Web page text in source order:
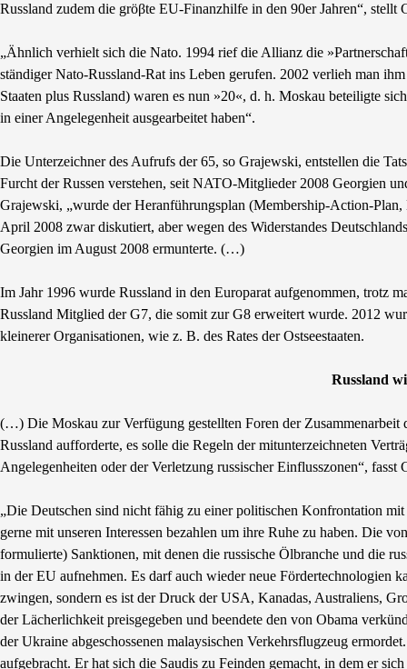
Russland zudem die gröβte EU-Finanzhilfe in den 90er Jahren“, stellt
„Ähnlich verhielt sich die Nato. 1994 rief die Allianz die
ständiger Nato-Russland-Rat ins Leben gerufen. 2002 verlieh man
Staaten plus Russland) waren es nun »20«, d. h. Moskau beteiligte
in einer Angelegenheit ausgearbeitet haben“.
Die Unterzeichner des Aufrufs der 65, so Grajewski, entstellen die
Furcht der Russen verstehen, seit NATO-Mitglieder 2008 Georgien
Grajewski, „wurde der Heranführungsplan (Membership-Action-
April 2008 zwar diskutiert, aber wegen des Widerstandes
Georgien im August 2008 ermunterte. (…)
Im Jahr 1996 wurde Russland in den Europarat aufgenommen, trotz
Russland Mitglied der G7, die somit zur G8 erweitert wurde. 2012
kleinerer Organisationen, wie z. B. des Rates der Ostseestaaten.
Russland
(…) Die Moskau zur Verfügung gestellten Foren der Zusammenarbeit
Russland aufforderte, es solle die Regeln der mitunterzeichneten
Angelegenheiten oder der Verletzung russischer Einflusszonen“,
„Die Deutschen sind nicht fähig zu einer politischen Konfrontation
gerne mit unseren Interessen bezahlen um ihre Ruhe zu haben. Die
formulierte) Sanktionen, mit denen die russische Ölbranche und die
in der EU aufnehmen. Es darf auch wieder neue Fördertechnologien
zwingen, sondern es ist der Druck der USA, Kanadas, Australiens,
der Lächerlichkeit preisgegeben und beendete den von Obama
der Ukraine abgeschossenen malaysischen Verkehrsflugzeug
aufgebracht. Er hat sich die Saudis zu Feinden gemacht, in dem er